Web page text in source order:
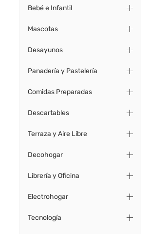
Bebé e Infantil
Mascotas
Desayunos
Panadería y Pastelería
Comidas Preparadas
Descartables
Terraza y Aire Libre
Decohogar
Librería y Oficina
Electrohogar
Tecnología